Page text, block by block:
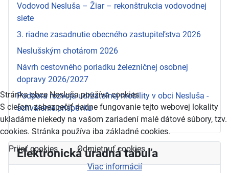
Vodovod Nesluša – Žiar – rekonštrukcia vodovodnej
siete
3. riadne zasadnutie obecného zastupiteľstva 2026
Neslušským chotárom 2026
Návrh cestovného poriadku železničnej osobnej
dopravy 2026/2027
Podpora rozvoja udržateľnej mobility v obci Nesluša -
schválenie príspevku
Elektronická úradná tabuľa
Stránka obce Nesluša používa cookies
S cieľom zabezpečiť riadne fungovanie tejto webovej lokality
ukladáme niekedy na vašom zariadení malé dátové súbory, tzv.
cookies. Stránka používa iba základné cookies.
Prijať cookies
Odmietnuť cookies
Viac informácií